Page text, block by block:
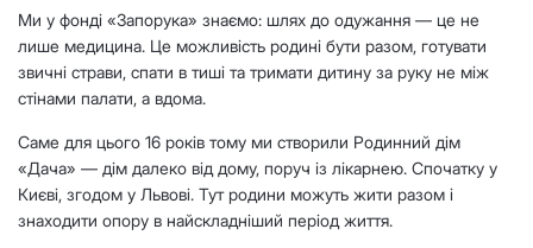
Ми у фонді «Запорука» знаємо: шлях до одужання — це не
лише медицина. Це можливість родині бути разом, готувати
звичні страви, спати в тиші та тримати дитину за руку не між
стінами палати, а вдома.
Саме для цього 16 років тому ми створили Родинний дім
«Дача» — дім далеко від дому, поруч із лікарнею. Спочатку у
Києві, згодом у Львові. Тут родини можуть жити разом і
знаходити опору в найскладніший період життя.